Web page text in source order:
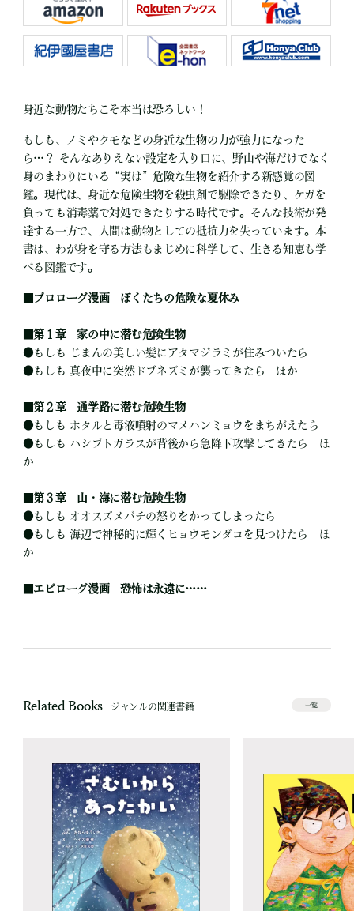
身近な動物たちこそ本当は恐ろしい！
もしも、ノミやクモなどの身近な生物の力が強力になった
ら…？ そんなありえない設定を入り口に、野山や海だけでなく
身のまわりにいる“実は”危険な生物を紹介する新感覚の図
鑑。現代は、身近な危険生物を殺虫剤で駆除できたり、ケガを
負っても消毒薬で対処できたりする時代です。そんな技術が発
達する一方で、人間は動物としての抵抗力を失っています。本
書は、わが身を守る方法もまじめに科学して、生きる知恵も学
べる図鑑です。
プロローグ漫画 ぼくたちの危険な夏休み
■第１章 家の中に潜む危険生物
●もしも じまんの美しい髪にアタマジラミが住みついたら
●もしも 真夜中に突然ドブネズミが襲ってきたら ほか
■第２章 通学路に潜む危険生物
●もしも ホタルと毒液噴射のマメハンミョウをまちがえたら
●もしも ハシブトガラスが背後から急降下攻撃してきたら ほ
か
■第３章 山・海に潜む危険生物
●もしも オオスズメバチの怒りをかってしまったら
●もしも 海辺で神秘的に輝くヒョウモンダコを見つけたら ほ
か
エピローグ漫画 恐怖は永遠に……
Related Books ジャンルの関連書籍 一覧